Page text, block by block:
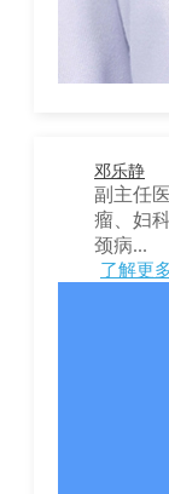
邓乐静
副主任
瘤、妇
颈病...
了解更